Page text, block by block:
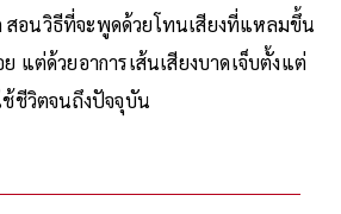
อนวิธีที่จะพูดด้วยโทนเสียงที่แหลมขึ้น
แต่ด้วยอาการเส้นเสียงบาดเจ็บตั้งแต่
ช้ชีวิตจนถึงปัจจุบัน